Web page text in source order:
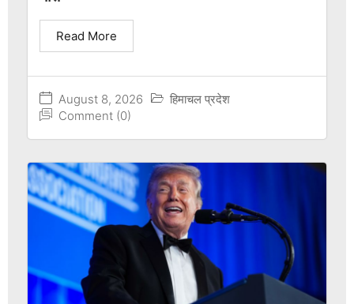
August 8, 2026
हिमाचल प्रदेश
Comment (0)
Read More